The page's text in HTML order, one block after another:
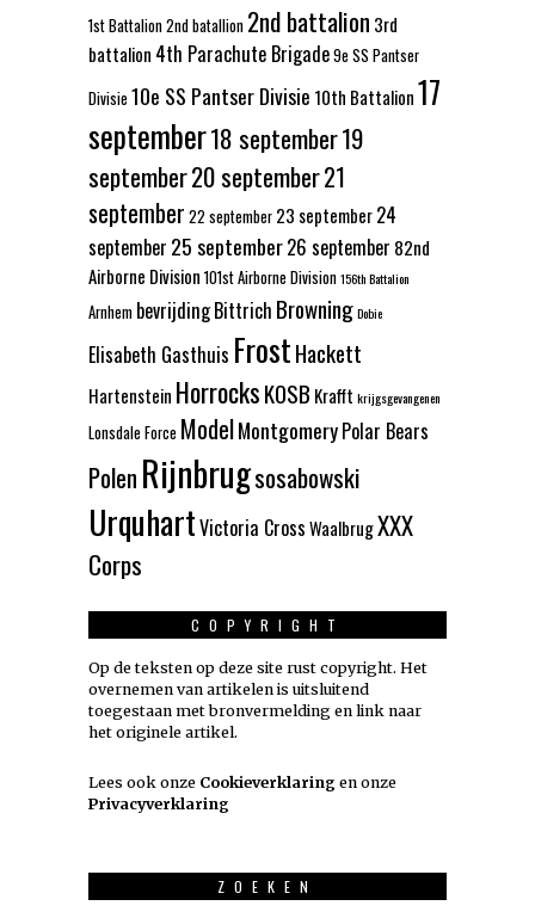
1st Battalion2nd batallion 2nd battalion 3rd
battalion 4th Parachute Brigade9e SS Pantser
Divisie 10e SS Pantser Divisie 10th Battalion17
september18 september19
september20 september21
september 22 september 23 september24
september 25 september26 september 82nd
Airborne Division 101st Airborne Division156th Battalion
Arnhem bevrijdingBittrich BrowningDobie
Elisabeth Gasthuis FrostHackett
Hartenstein HorrocksKOSB Krafft krijgsgevangenen
Lonsdale Force ModelMontgomeryPolar Bears
PolenRijnbrugsosabowski
UrquhartVictoria CrossWaalbrugXXX
Corps
COPYRIGHT
Op de teksten op deze site rust copyright. Het
overnemen van artikelen is uitsluitend
toegestaan met bronvermelding en link naar
het originele artikel.
Lees ook onze Cookieverklaring en onze
Privacyverklaring
ZOEKEN